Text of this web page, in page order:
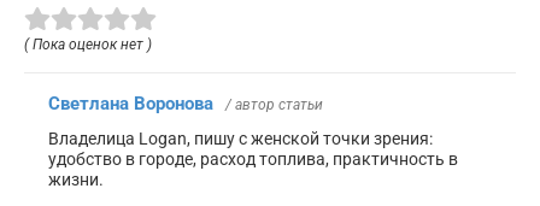
( Пока оценок нет )
Светлана Воронова / автор статьи
Владелица Logan, пишу с женской точки зрения:
удобство в городе, расход топлива, практичность в
жизни.